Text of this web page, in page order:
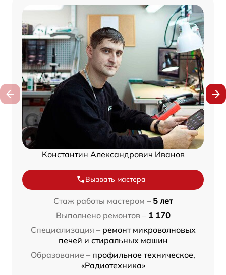
Константин Александрович Иванов
Вызвать мастера
Стаж работы мастером – 5 лет
Выполнено ремонтов – 1 170
Специализация – ремонт микроволновых
печей и стиральных машин
Образование – профильное техническое,
«Радиотехника»